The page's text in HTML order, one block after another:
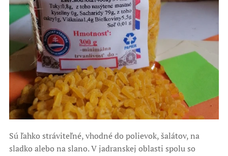
Sú ľahko stráviteľné, vhodné do polievok, šalátov, na
sladko alebo na slano. V jadranskej oblasti spolu so